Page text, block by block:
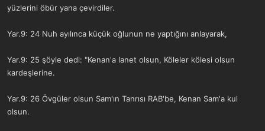
yüzlerini öbür yana çevirdiler.
Yar.9: 24 Nuh ayılınca küçük oğlunun ne yaptığını anlayarak,
Yar.9: 25 şöyle dedi: "Kenan'a lanet olsun, Köleler kölesi olsun
kardeşlerine.
Yar.9: 26 Övgüler olsun Sam'ın Tanrısı RAB'be, Kenan Sam'a kul
olsun.